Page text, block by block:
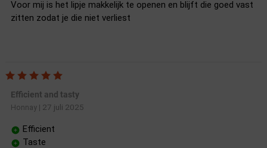
Voor mij is het lipje makkelijk te openen en blijft die goed vast
zitten zodat je die niet verliest
Efficient and tasty
Honnay| 27 juli 2025
Efficient
Taste